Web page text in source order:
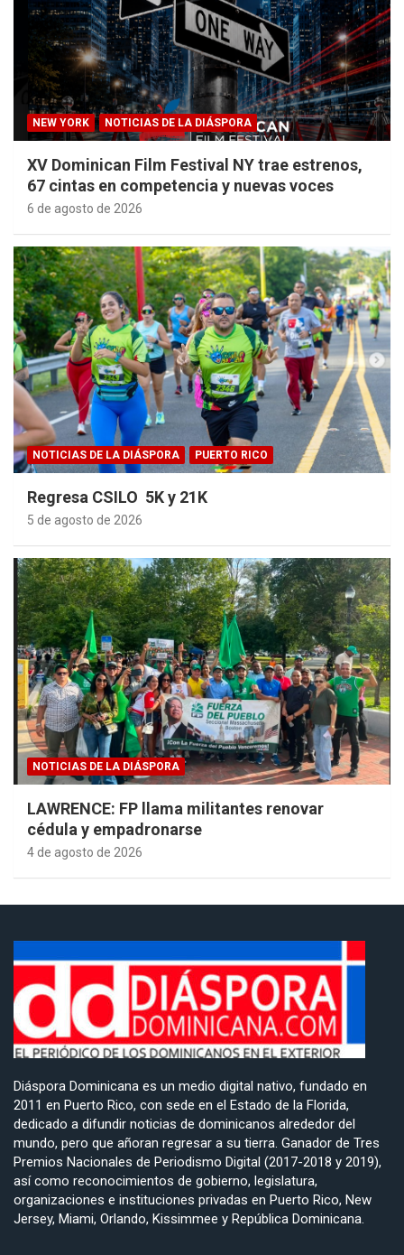
NEW YORK NOTICIAS DE LA DIÁSPORA
XV Dominican Film Festival NY trae estrenos,
67 cintas en competencia y nuevas voces
6 de agosto de 2026
NOTICIAS DE LA DIÁSPORA PUERTO RICO
Regresa CSILO 5K y 21K
5 de agosto de 2026
NOTICIAS DE LA DIÁSPORA
LAWRENCE: FP llama militantes renovar
cédula y empadronarse
4 de agosto de 2026
Diáspora Dominicana es un medio digital nativo, fundado en
2011 en Puerto Rico, con sede en el Estado de la Florida,
dedicado a difundir noticias de dominicanos alrededor del
mundo, pero que añoran regresar a su tierra. Ganador de Tres
Premios Nacionales de Periodismo Digital (2017-2018 y 2019),
así como reconocimientos de gobierno, legislatura,
organizaciones e instituciones privadas en Puerto Rico, New
Jersey, Miami, Orlando, Kissimmee y República Dominicana.